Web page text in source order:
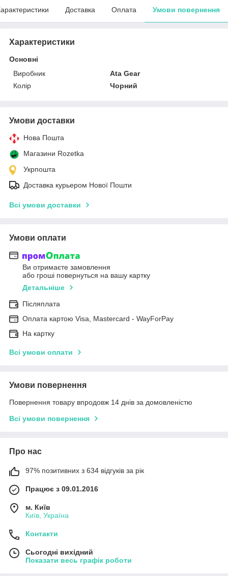
Доставка Оплата Умови повернення
Характеристики
Основні
Виробник
Ata Gear
Колір
Чорний
Умови доставки
Нова Пошта
Магазини Rozetka
Укрпошта
Доставка курьером Нової Пошти
Всі умови доставки
Умови оплати
Ви отримаєте замовлення
або гроші повернуться на вашу картку
Детальніше
Післяплата
Оплата картою Visa, Mastercard - WayForPay
На картку
Всі умови оплати
Умови повернення
Повернення товару впродовж 14 днів за домовленістю
Всі умови повернення
Про нас
97% позитивних з 634 відгуків за рік
Працює з 09.01.2016
м. Київ
Київ, Україна
Контакти
Сьогодні вихідний
Показати весь графік роботи